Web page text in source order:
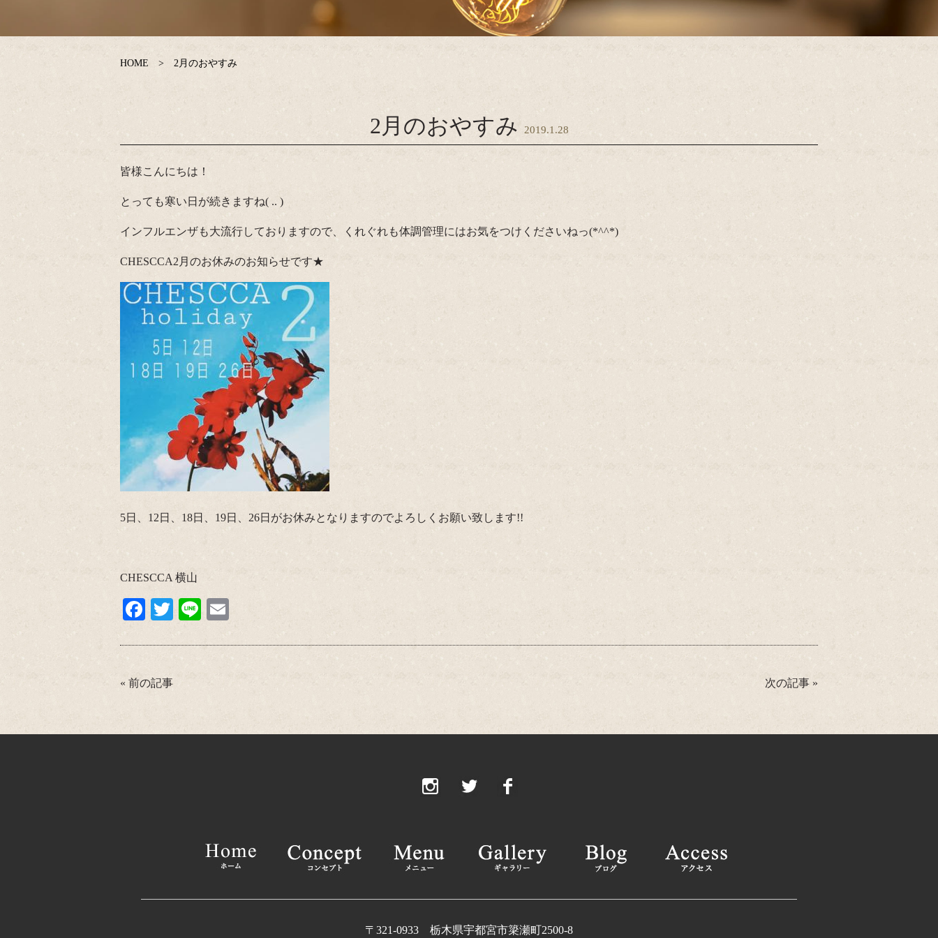
HOME 2月のおやすみ
2月のおやすみ 2019.1.28
皆様こんにちは！
とっても寒い日が続きますね( .. )
インフルエンザも大流行しておりますので、くれぐれも体調管理にはお気をつけくださいねっ(*^^*)
CHESCCA2月のお休みのお知らせです★
5日、12日、18日、19日、26日がお休みとなりますのでよろしくお願い致します!!
CHESCCA 横山
Fa
bo
ok
T
tte
Li
ail
« 前の記事 次の記事 »
〒321-0933 栃木県宇都宮市簗瀬町2500-8